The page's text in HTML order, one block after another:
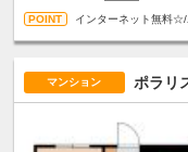
インターネット無料
マンション ポラリ